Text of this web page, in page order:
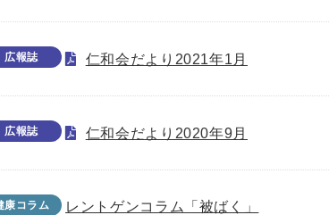
広報誌 仁和会だより2021年1月
広報誌 仁和会だより2020年9月
康コラム レントゲンコラム「被ばく」